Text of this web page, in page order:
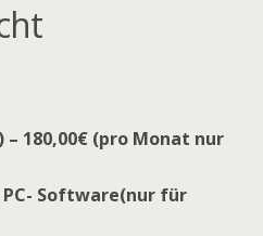
180,00€ (pro Monat nur
Software(nur für